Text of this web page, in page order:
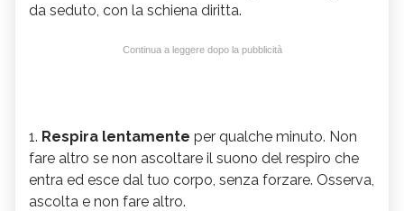
da seduto, con la schiena diritta.
Continua a leggere dopo la pubblicità
1. Respira lentamente per qualche minuto. Non
fare altro se non ascoltare il suono del respiro che
entra ed esce dal tuo corpo, senza forzare. Osserva,
ascolta e non fare altro.